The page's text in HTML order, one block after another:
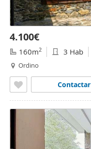
4.100€
160m2 3 Hab
Ordino
Contactar